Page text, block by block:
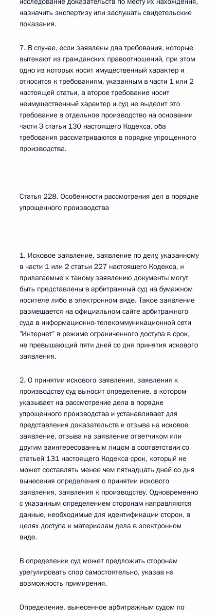
назначить экспертизу или заслушать свидетельские
показания.
7. В случае, если заявлены два требования, которые
вытекают из гражданских правоотношений, при этом
одно из которых носит имущественный характер и
относится к требованиям, указанным в части 1 или 2
настоящей статьи, а второе требование носит
неимущественный характер и суд не выделит это
требование в отдельное производство на основании
части 3 статьи 130 настоящего Кодекса, оба
требования рассматриваются в порядке упрощенного
производства.
Статья 228. Особенности рассмотрения дел в порядке
упрощенного производства
1. Исковое заявление, заявление по делу, указанному
в части 1 или 2 статьи 227 настоящего Кодекса, и
прилагаемые к такому заявлению документы могут
быть представлены в арбитражный суд на бумажном
носителе либо в электронном виде. Такое заявление
размещается на официальном сайте арбитражного
суда в информационно-телекоммуникационной сети
"Интернет" в режиме ограниченного доступа в срок,
не превышающий пяти дней со дня принятия искового
заявления.
2. О принятии искового заявления, заявления к
производству суд выносит определение, в котором
указывает на рассмотрение дела в порядке
упрощенного производства и устанавливает для
представления доказательств и отзыва на исковое
заявление, отзыва на заявление ответчиком или
другим заинтересованным лицом в соответствии со
статьей 131 настоящего Кодекса срок, который не
может составлять менее чем пятнадцать дней со дня
вынесения определения о принятии искового
заявления, заявления к производству. Одновременно
с указанным определением сторонам направляются
данные, необходимые для идентификации сторон, в
целях доступа к материалам дела в электронном
виде.
В определении суд может предложить сторонам
урегулировать спор самостоятельно, указав на
возможность примирения.
Определение, вынесенное арбитражным судом по